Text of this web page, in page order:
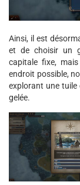
Ainsi, il est
et de choisir un
capitale fixe,
endroit possible,
explorant une tuile
gelée.